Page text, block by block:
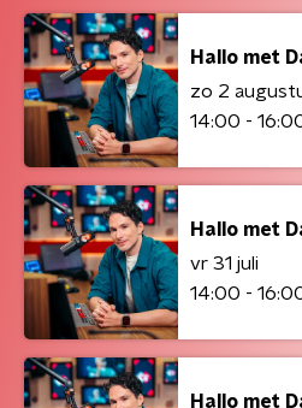
Hallo met
zo 2
14:00 -
Hallo met
vr 31 juli
14:00 -
Hallo met